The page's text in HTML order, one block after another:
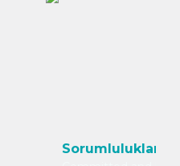
Sorumluluklar